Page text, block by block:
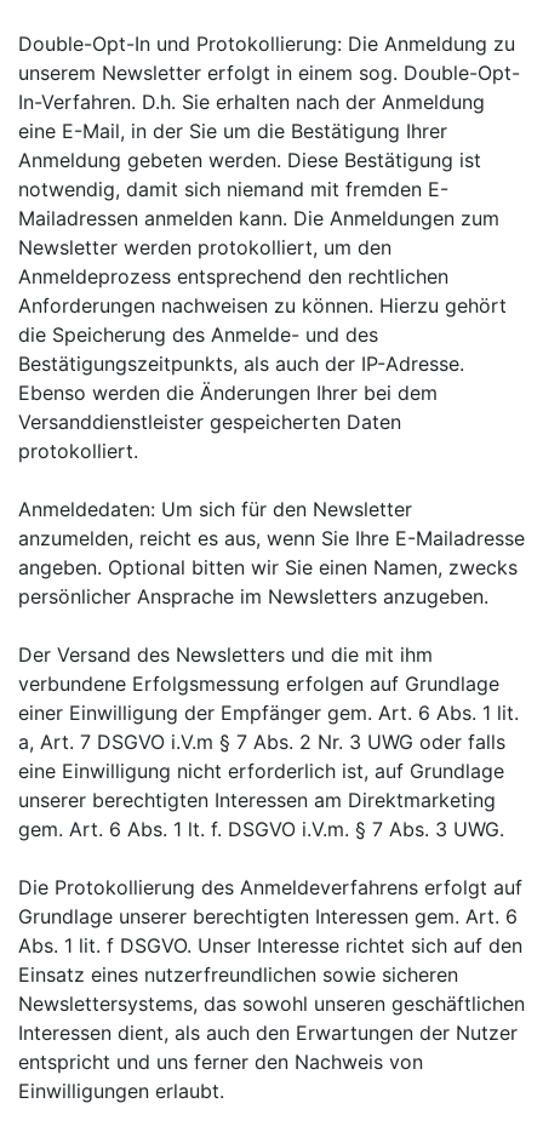
Double-Opt-In und Protokollierung: Die Anmeldung zu
unserem Newsletter erfolgt in einem sog. Double-Opt-
In-Verfahren. D.h. Sie erhalten nach der Anmeldung
eine E-Mail, in der Sie um die Bestätigung Ihrer
Anmeldung gebeten werden. Diese Bestätigung ist
notwendig, damit sich niemand mit fremden E-
Mailadressen anmelden kann. Die Anmeldungen zum
Newsletter werden protokolliert, um den
Anmeldeprozess entsprechend den rechtlichen
Anforderungen nachweisen zu können. Hierzu gehört
die Speicherung des Anmelde- und des
Bestätigungszeitpunkts, als auch der IP-Adresse.
Ebenso werden die Änderungen Ihrer bei dem
Versanddienstleister gespeicherten Daten
protokolliert.
Anmeldedaten: Um sich für den Newsletter
anzumelden, reicht es aus, wenn Sie Ihre E-Mailadresse
angeben. Optional bitten wir Sie einen Namen, zwecks
persönlicher Ansprache im Newsletters anzugeben.
Der Versand des Newsletters und die mit ihm
verbundene Erfolgsmessung erfolgen auf Grundlage
einer Einwilligung der Empfänger gem. Art. 6 Abs. 1 lit.
a, Art. 7 DSGVO i.V.m § 7 Abs. 2 Nr. 3 UWG oder falls
eine Einwilligung nicht erforderlich ist, auf Grundlage
unserer berechtigten Interessen am Direktmarketing
gem. Art. 6 Abs. 1 lt. f. DSGVO i.V.m. § 7 Abs. 3 UWG.
Die Protokollierung des Anmeldeverfahrens erfolgt auf
Grundlage unserer berechtigten Interessen gem. Art. 6
Abs. 1 lit. f DSGVO. Unser Interesse richtet sich auf den
Einsatz eines nutzerfreundlichen sowie sicheren
Newslettersystems, das sowohl unseren geschäftlichen
Interessen dient, als auch den Erwartungen der Nutzer
entspricht und uns ferner den Nachweis von
Einwilligungen erlaubt.